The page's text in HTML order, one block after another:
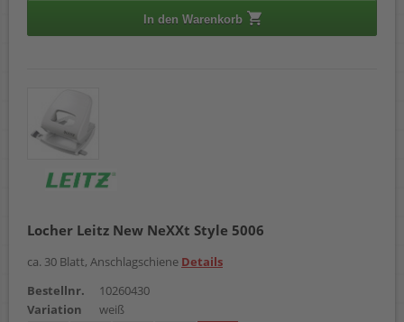
In den Warenkorb
Locher Leitz New NeXXt Style 5006
ca. 30 Blatt, Anschlagschiene Details
Bestellnr.
10260430
Variation
weiß